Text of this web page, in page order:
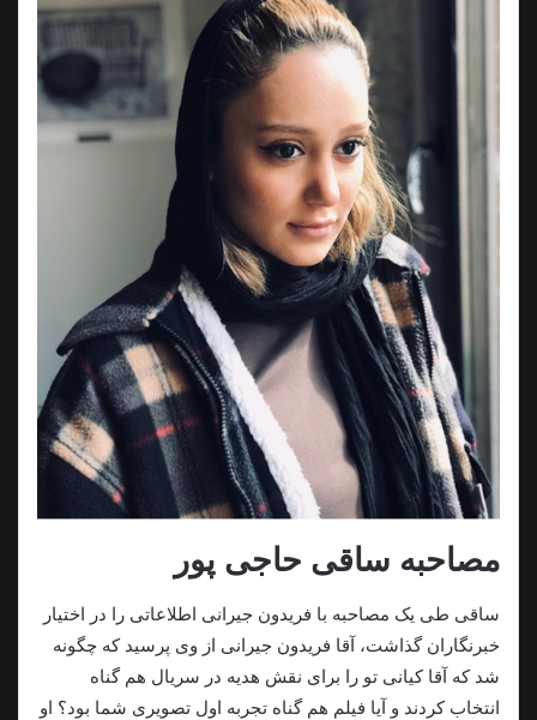
مصاحبه ساقی حاجی پور
ساقی طی یک مصاحبه با فریدون جیرانی اطلاعاتی را در اختیار
خبرنگاران گذاشت، آقا فریدون جیرانی از وی پرسید که چگونه
شد که آقا کیانی تو را برای نقش هدیه در سریال هم گناه
انتخاب کردند و آیا فیلم هم گناه تجربه اول تصویری شما بود؟ او